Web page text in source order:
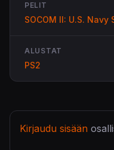
PELIT
SOCOM II: U.S. Navy
ALUSTAT
PS2
Kirjaudu sisään